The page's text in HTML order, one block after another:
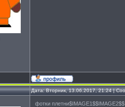
Дата: Вторник, 13.06.2017, 21:24 |
фотки